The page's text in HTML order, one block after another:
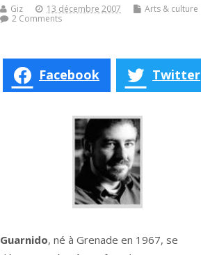
Giz 13 décembre 2007
Arts & culture
2 Comments
Facebook Twitter
Guarnido, né à Grenade en 1967, se